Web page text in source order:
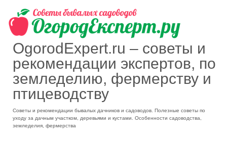
OgorodExpert.ru – cоветы и
рекомендации экспертов, по
земледелию, фермерству и
птицеводству
Советы и рекомендации бывалых дачников и садоводов. Полезные советы по
уходу за дачным участком, деревьями и кустами. Особенности садоводства,
земледелия, фермерства